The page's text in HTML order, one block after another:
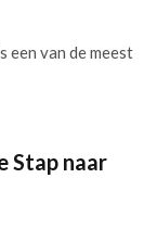
een van de meest
Stap naar